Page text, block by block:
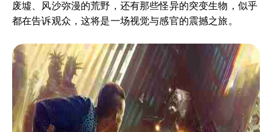
废墟、风沙弥漫的荒野，还有那些怪异的突变生物，似乎
都在告诉观众，这将是一场视觉与感官的震撼之旅。